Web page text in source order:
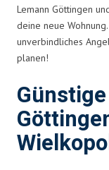
Lemann Göttingen
deine neue
unverbindliches
planen!